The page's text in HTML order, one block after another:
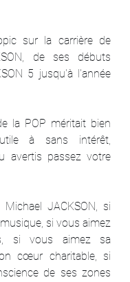
sur la carrière de
de ses débuts
5 jusqu'à l'année
la POP méritait bien
à sans intérêt,
avertis passez votre
JACKSON, si
si vous aimez
si vous aimez sa
cœur charitable, si
de ses zones